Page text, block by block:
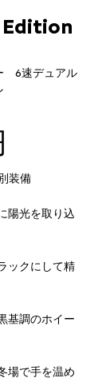
Edition
6速デュアル
装備
陽光を取り込
ックにして精
基調のホイー
場で手を温め